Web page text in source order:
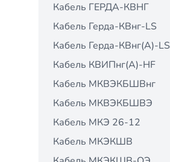
Кабель ГЕРДА-КВНГ
Кабель Герда-КВнг-LS
Кабель Герда-КВнг(А)-LS
Кабель КВИПнг(А)-HF
Кабель МКВЭКБШВнг
Кабель МКВЭКБШВЭ
Кабель МКЭ 26-12
Кабель МКЭКШВ